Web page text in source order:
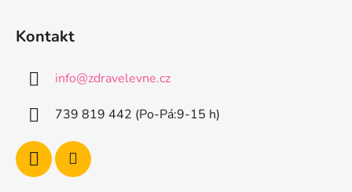
Kontakt
info@zdravelevne.cz
739 819 442 (Po-Pá:9-15 h)